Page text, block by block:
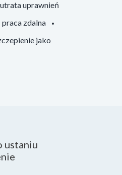
utrata uprawnień
praca zdalna
jako
ustaniu